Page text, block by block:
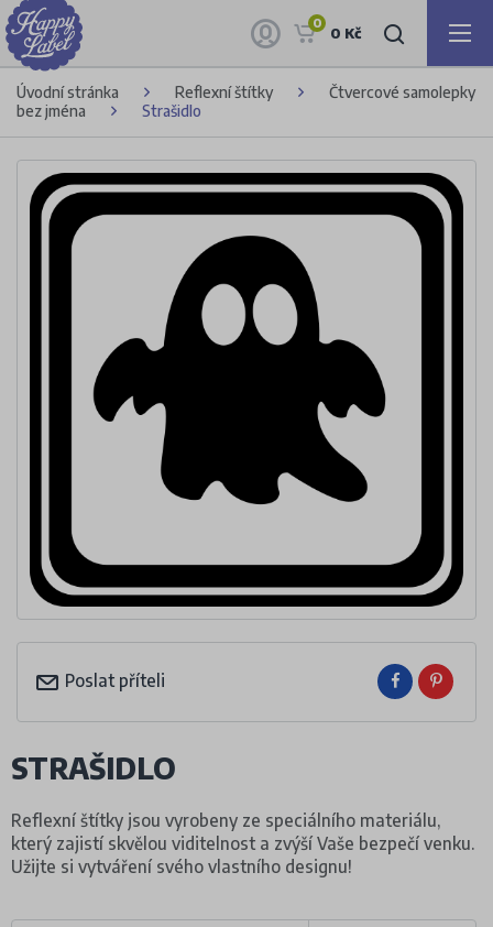
0
0 Kč
Úvodní stránka Reflexní štítky
Čtvercové samolepky
bez jména
Strašidlo
Poslat příteli
STRAŠIDLO
Reflexní štítky jsou vyrobeny ze speciálního materiálu,
který zajistí skvělou viditelnost a zvýší Vaše bezpečí venku.
Užijte si vytváření svého vlastního designu!